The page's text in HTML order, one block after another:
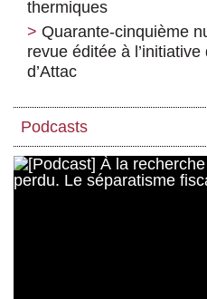
thermiques
Quarante-cinquième
revue éditée à
d’Attac
Podcasts